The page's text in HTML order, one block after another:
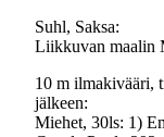
Suhl, Saksa:
Liikkuvan maalin
10 m ilmakivääri,
jälkeen:
Miehet, 30ls: 1)